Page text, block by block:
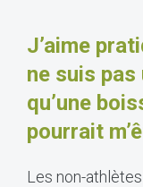
J’aime
ne suis
qu’une
pourrait
Les non-